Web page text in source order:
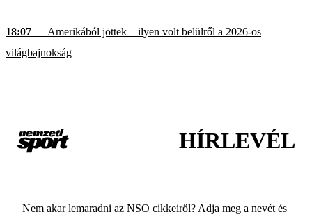
18:07 — Amerikából jöttek – ilyen volt belülről a 2026-os
világbajnokság
HÍRLEVÉL
Nem akar lemaradni az NSO cikkeiről? Adja meg a nevét és